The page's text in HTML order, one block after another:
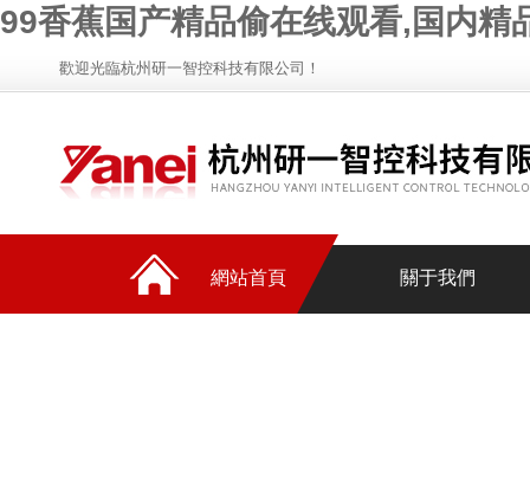
99香蕉国产精品偷在线观看,国内
歡迎光臨杭州研一智控科技有限公司！
網站首頁 關于我們